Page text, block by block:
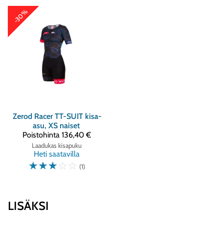
-30%
Zerod Racer TT-SUIT kisa-
asu, XS naiset
Poistohinta 136,40 €
Laadukas kisapuku
Heti saatavilla
☆☆☆☆ ☆ (1)
LISÄKSI